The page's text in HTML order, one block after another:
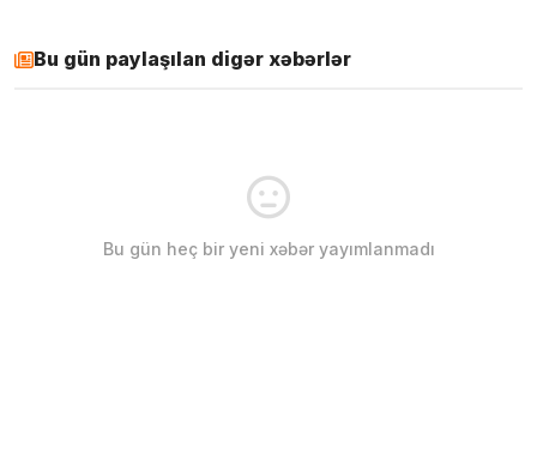
Bu gün paylaşılan digər xəbərlər
Bu gün heç bir yeni xəbər yayımlanmadı